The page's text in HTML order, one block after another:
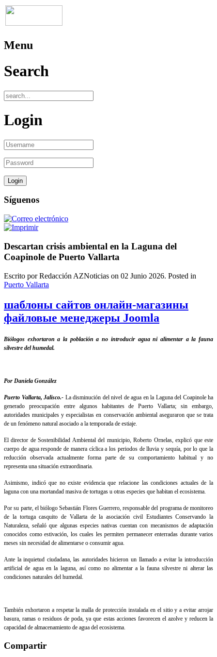
Menu
Search
Login
Síguenos
Descartan crisis ambiental en la Laguna del
Coapinole de Puerto Vallarta
Escrito por Redacción AZNoticias on 02 Junio 2026. Posted in
Puerto Vallarta
шаблоны сайтов онлайн-магазины
файловые менеджеры Joomla
Biólogos exhortaron a la población a no introducir agua ni alimentar a la fauna
silvestre del humedal.
Por Daniela González
Puerto Vallarta, Jalisco.- La disminución del nivel de agua en la Laguna del Coapinole ha
generado preocupación entre algunos habitantes de Puerto Vallarta; sin embargo,
autoridades municipales y especialistas en conservación ambiental aseguraron que se trata
de un fenómeno natural asociado a la temporada de estiaje.
El director de Sostenibilidad Ambiental del municipio, Roberto Ornelas, explicó que este
cuerpo de agua responde de manera cíclica a los periodos de lluvia y sequía, por lo que la
reducción observada actualmente forma parte de su comportamiento habitual y no
representa una situación extraordinaria.
Asimismo, indicó que no existe evidencia que relacione las condiciones actuales de la
laguna con una mortandad masiva de tortugas u otras especies que habitan el ecosistema.
Por su parte, el biólogo Sebastián Flores Guerrero, responsable del programa de monitoreo
de la tortuga casquito de Vallarta de la asociación civil Estudiantes Conservando la
Naturaleza, señaló que algunas especies nativas cuentan con mecanismos de adaptación
conocidos como estivación, los cuales les permiten permanecer enterradas durante varios
meses sin necesidad de alimentarse o consumir agua.
Ante la inquietud ciudadana, las autoridades hicieron un llamado a evitar la introducción
artificial de agua en la laguna, así como no alimentar a la fauna silvestre ni alterar las
condiciones naturales del humedal.
También exhortaron a respetar la malla de protección instalada en el sitio y a evitar arrojar
basura, ramas o residuos de poda, ya que estas acciones favorecen el azolve y reducen la
capacidad de almacenamiento de agua del ecosistema.
Compartir